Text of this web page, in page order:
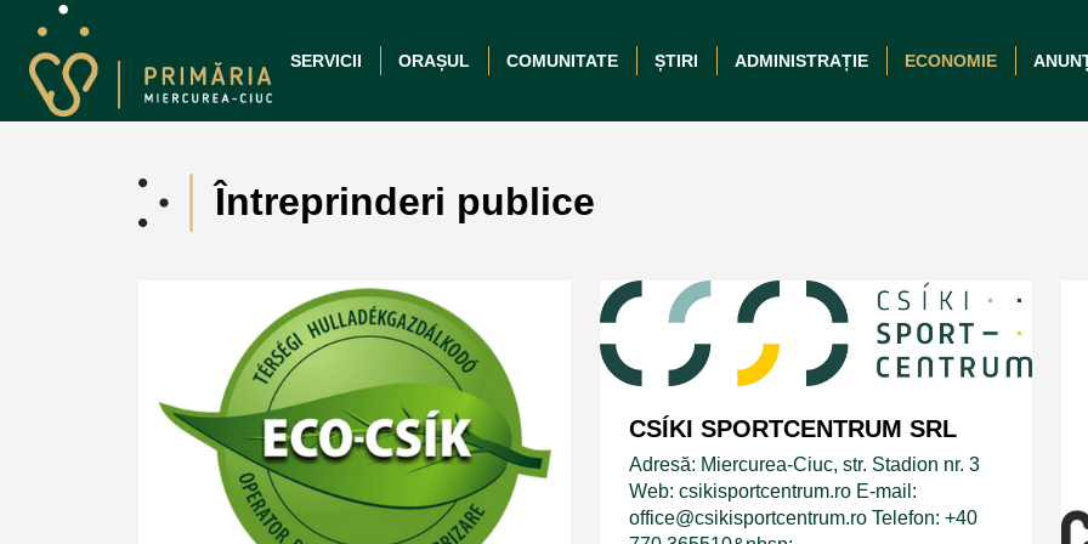
SERVICII ORAȘUL COMUNITATE ȘTIRI ADMINISTRAȚIE ECONOMIE
Întreprinderi publice
CSÍKI SPORTCENTRUM SRL
Adresă: Miercurea-Ciuc, str. Stadion nr. 3
Web: csikisportcentrum.ro E-mail:
office@csikisportcentrum.ro Telefon: +40